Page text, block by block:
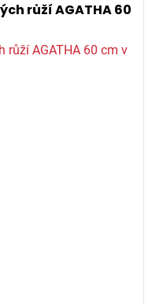
růží AGATHA 60